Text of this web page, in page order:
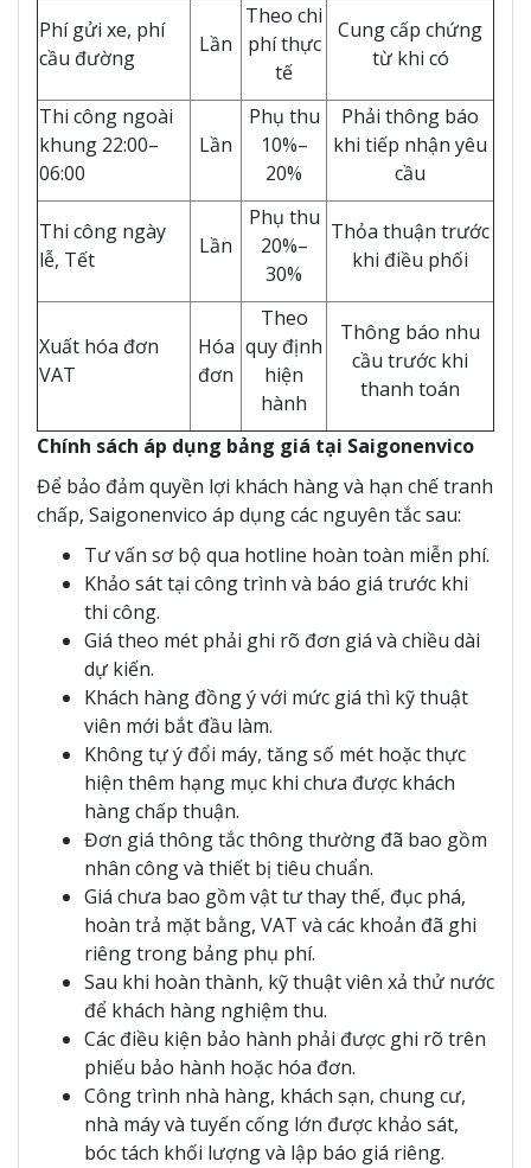
Phí gửi xe, phí
cầu đường
Lần
Theo chi
phí thực
tế
Cung cấp chứng
từ khi có
Thi công ngoài
khung 22:00–
06:00
Lần
Phụ thu
10%–
20%
Phải thông báo
khi tiếp nhận yêu
cầu
Thi công ngày
lễ, Tết
Lần
Phụ thu
20%–
30%
Thỏa thuận trước
khi điều phối
Xuất hóa đơn
VAT
Hóa
đơn
Theo
quy định
hiện
hành
Thông báo nhu
cầu trước khi
thanh toán
Chính sách áp dụng bảng giá tại Saigonenvico
Để bảo đảm quyền lợi khách hàng và hạn chế tranh
chấp, Saigonenvico áp dụng các nguyên tắc sau:
Tư vấn sơ bộ qua hotline hoàn toàn miễn phí.
Khảo sát tại công trình và báo giá trước khi
thi công.
Giá theo mét phải ghi rõ đơn giá và chiều dài
dự kiến.
Khách hàng đồng ý với mức giá thì kỹ thuật
viên mới bắt đầu làm.
Không tự ý đổi máy, tăng số mét hoặc thực
hiện thêm hạng mục khi chưa được khách
hàng chấp thuận.
Đơn giá thông tắc thông thường đã bao gồm
nhân công và thiết bị tiêu chuẩn.
Giá chưa bao gồm vật tư thay thế, đục phá,
hoàn trả mặt bằng, VAT và các khoản đã ghi
riêng trong bảng phụ phí.
Sau khi hoàn thành, kỹ thuật viên xả thử nước
để khách hàng nghiệm thu.
Các điều kiện bảo hành phải được ghi rõ trên
phiếu bảo hành hoặc hóa đơn.
Công trình nhà hàng, khách sạn, chung cư,
nhà máy và tuyến cống lớn được khảo sát,
bóc tách khối lượng và lập báo giá riêng.